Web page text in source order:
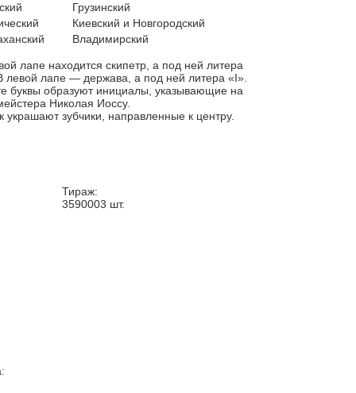
Грузинский
Киевский и Новгородский
Владимирский
лапе находится скипетр, а под ней литера
левой лапе — держава, а под ней литера «I».
буквы образуют инициалы, указывающие на
Николая Иоссу.
украшают зубчики, направленные к центру.
Тираж:
3590003 шт.